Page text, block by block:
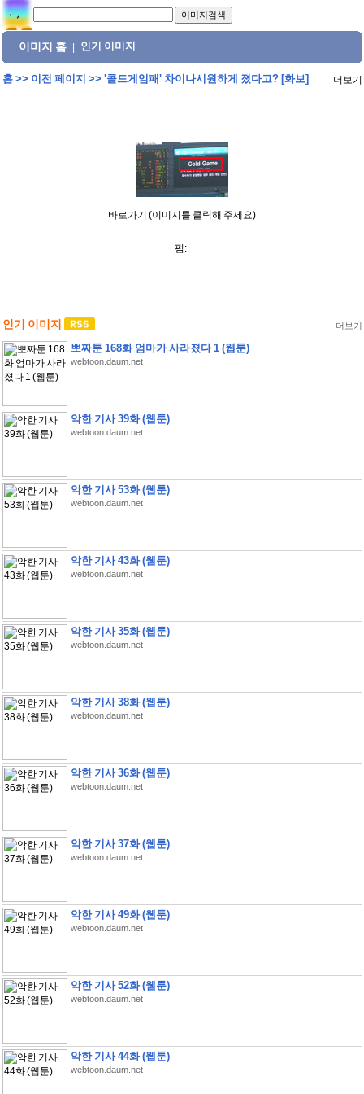
이미지 홈 인기 이미지
홈>> 이전 페이지 >> '콜드게임패' 차이나시원하게 졌다고? [화보] 더보기
바로가기 (이미지를 클릭해 주세요)
펌:
인기 이미지 더보기
뽀짜툰 168화 엄마가 사라졌다 1 (웹툰)
webtoon.daum.net
악한 기사 39화 (웹툰)
webtoon.daum.net
악한 기사 53화 (웹툰)
webtoon.daum.net
악한 기사 43화 (웹툰)
webtoon.daum.net
악한 기사 35화 (웹툰)
webtoon.daum.net
악한 기사 38화 (웹툰)
webtoon.daum.net
악한 기사 36화 (웹툰)
webtoon.daum.net
악한 기사 37화 (웹툰)
webtoon.daum.net
악한 기사 49화 (웹툰)
webtoon.daum.net
악한 기사 52화 (웹툰)
webtoon.daum.net
악한 기사 44화 (웹툰)
webtoon.daum.net